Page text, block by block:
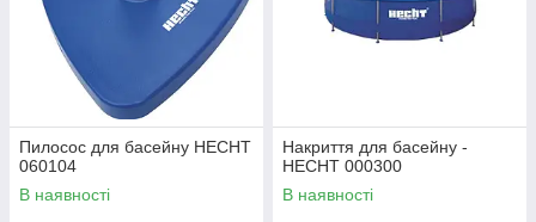
Пилосос для басейну HECHT
060104
В наявності
Накриття для басейну -
HECHT 000300
В наявності